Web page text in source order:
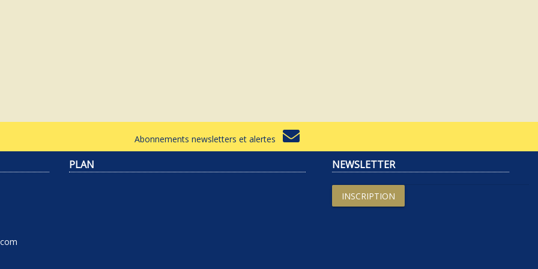
Abonnements newsletters et alertes
PLAN NEWSLETTER
INSCRIPTION